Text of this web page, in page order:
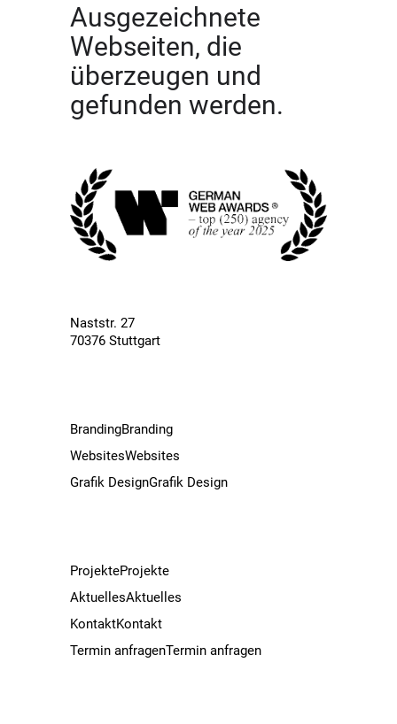
Ausgezeichnete
Webseiten, die
überzeugen und
gefunden werden.
Naststr. 27
70376 Stuttgart
BrandingBranding
WebsitesWebsites
Grafik DesignGrafik Design
ProjekteProjekte
AktuellesAktuelles
KontaktKontakt
Termin anfragenTermin anfragen